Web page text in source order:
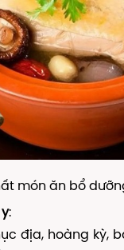
món ăn bổ
:
địa, hoàng kỳ,